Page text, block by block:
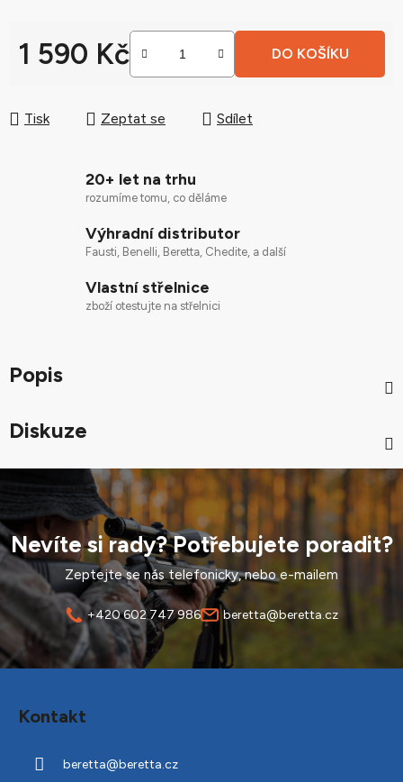
1 590 Kč DO KOŠÍKU
Tisk Zeptat se Sdílet
20+ let na trhu
rozumíme tomu, co děláme
Výhradní distributor
Fausti, Benelli, Beretta, Chedite, a další
Vlastní střelnice
zboží otestujte na střelnici
Popis
Diskuze
Nevíte si rady? Potřebujete poradit?
Zeptejte se nás telefonicky, nebo e-mailem
+420 602 747 986 beretta@beretta.cz
Kontakt
beretta@beretta.cz